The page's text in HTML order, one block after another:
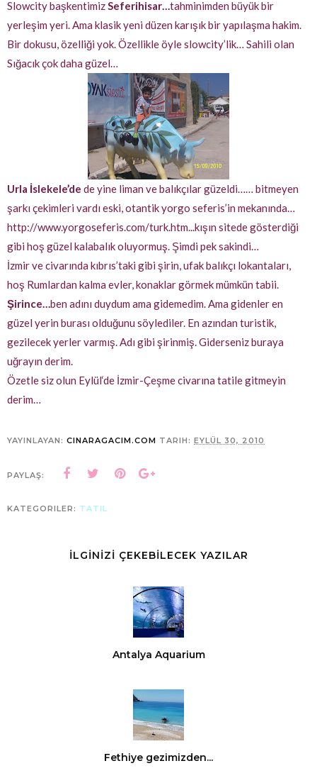
Slowcity başkentimizSeferihisar…tahminimden büyük bir
yerleşim yeri. Ama klasik yeni düzen karışık bir yapılaşma hakim.
Bir dokusu, özelliği yok. Özellikle öyle slowcity’lik… Sahili olan
Sığacık çok daha güzel…
Urla İslekele’de de yine liman ve balıkçılar güzeldi…… bitmeyen
şarkı çekimleri vardı eski, otantik yorgo seferis’in mekanında…
http://www.yorgoseferis.com/turk.htm...kışın sitede gösterdiği
gibi hoş güzel kalabalık oluyormuş. Şimdi pek sakindi…
İzmir ve civarında kıbrıs’taki gibi şirin, ufak balıkçı lokantaları,
hoş Rumlardan kalma evler, konaklar görmek mümkün tabii.
Şirince…ben adını duydum ama gidemedim. Ama gidenler en
güzel yerin burası olduğunu söylediler. En azından turistik,
gezilecek yerler varmış. Adı gibi şirinmiş. Giderseniz buraya
uğrayın derim.
Özetle siz olun Eylül‘de İzmir-Çeşme civarına tatile gitmeyin
derim…
YAYINLAYAN: CINARAGACIM.COM TARIH: EYLÜL 30, 2010
PAYLAŞ:
KATEGORILER: TATIL
İLGİNİZİ ÇEKEBİLECEK YAZILAR
Antalya Aquarium
Fethiye gezimizden...